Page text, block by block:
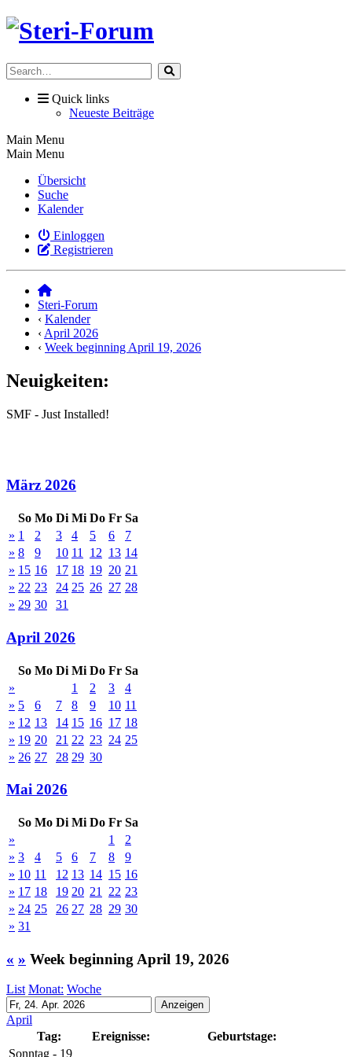
Quick links
Neueste Beiträge
Main Menu
Main Menu
Übersicht
Suche
Kalender
Einloggen
Registrieren
Steri-Forum
‹ Kalender
‹ April 2026
‹ Week beginning April 19, 2026
Neuigkeiten:
SMF - Just Installed!
März 2026
So Mo Di Mi Do Fr Sa
» 1 2 3 4 5 6
7
» 8 9 10 11 12 13 14
» 15 16 17 18 19 20 21
» 22 23 24 25 26 27 28
» 29 30 31
April 2026
So Mo Di Mi Do Fr Sa
»
1 2 3
4
» 5 6 7 8 9 10 11
» 12 13 14 15 16 17 18
» 19 20 21 22 23 24 25
» 26 27 28 29 30
Mai 2026
So Mo Di Mi Do Fr Sa
»
1
2
» 3 4 5 6 7 8
9
» 10 11 12 13 14 15 16
» 17 18 19 20 21 22 23
» 24 25 26 27 28 29 30
» 31
« » Week beginning April 19, 2026
List Monat: Woche
April
Tag:
Ereignisse:
Geburtstage:
Sonntag - 19